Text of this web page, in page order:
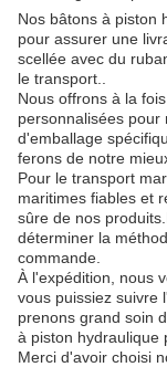
Nos bâtons à piston
pour assurer une
scellée avec du
le transport..
Nous offrons à la
personnalisées pour
d'emballage
ferons de notre
Pour le transport
maritimes fiables et
sûre de nos
déterminer la
commande.
À l'expédition, nous
vous puissiez suivre
prenons grand soin
à piston hydraulique
Merci d'avoir choisi